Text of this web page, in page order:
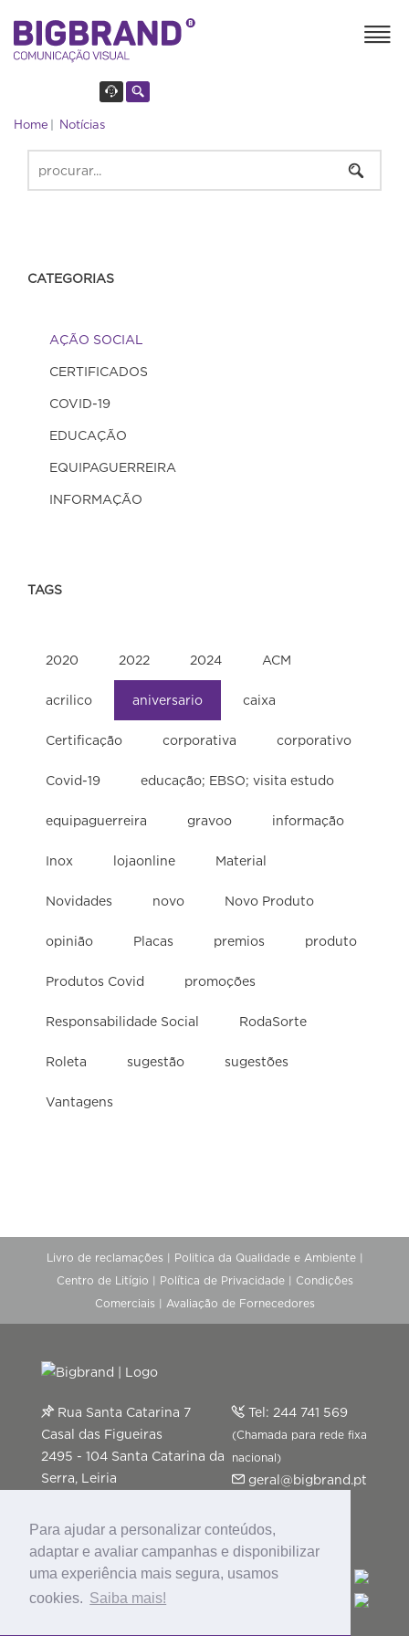
Para ajudar a personalizar conteúdos,
adaptar e avaliar campanhas e disponibilizar
uma experiência mais segura, usamos
cookies. Saiba mais!
Home Notícias
CATEGORIAS
AÇÃO SOCIAL
CERTIFICADOS
COVID-19
EDUCAÇÃO
EQUIPAGUERREIRA
INFORMAÇÃO
TAGS
2020 2022 2024 ACM
acrilico aniversario caixa
Certificação corporativa corporativo
Covid-19 educação; EBSO; visita estudo
equipaguerreira gravoo informação
Inox lojaonline Material
Novidades novo Novo Produto
opinião Placas premios produto
Produtos Covid promoções
Responsabilidade Social RodaSorte
Roleta sugestão sugestões
Vantagens
Livro de reclamações | Politica da Qualidade e Ambiente|
Centro de Litígio | Política de Privacidade| Condições
Comerciais | Avaliação de Fornecedores
Rua Santa Catarina 7
Casal das Figueiras
2495 - 104 Santa Catarina da
Serra, Leiria
| 14h-18h
Tel: 244 741 569
(Chamada para rede fixa
nacional)
geral@bigbrand.pt